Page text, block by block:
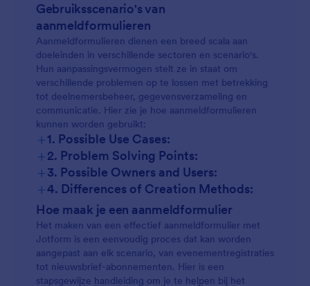
Gebruiksscenario's van
aanmeldformulieren
Aanmeldformulieren dienen een breed scala aan
doeleinden in verschillende sectoren en scenario's.
Hun aanpassingsvermogen stelt ze in staat om
verschillende problemen op te lossen met betrekking
tot deelnemersbeheer, gegevensverzameling en
communicatie. Hier zie je hoe aanmeldformulieren
kunnen worden gebruikt:
+1. Possible Use Cases:
+2. Problem Solving Points:
+3. Possible Owners and Users:
+4. Differences of Creation Methods:
Hoe maak je een aanmeldformulier
Het maken van een effectief aanmeldformulier met
Jotform is een eenvoudig proces dat kan worden
aangepast aan elk scenario, van evenementregistraties
tot nieuwsbrief-abonnementen. Hier is een
stapsgewijze handleiding om je te helpen bij het